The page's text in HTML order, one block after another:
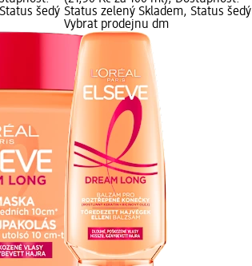
šedý Status zelený Skladem, Status šedý
Vybrat prodejnu dm